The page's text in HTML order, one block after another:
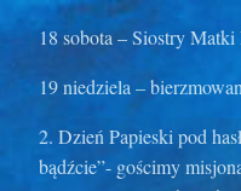
18 sobota – Siostry
19 niedziela –
2. Dzień Papieski pod
bądźcie”- gościmy